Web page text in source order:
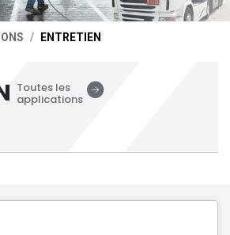
ENTRETIEN
Toutes les
applications